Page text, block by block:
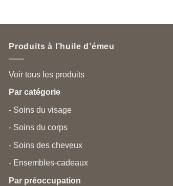
Produits à l’huile d’émeu
Voir tous les produits
Par catégorie
- Soins du visage
- Soins du corps
- Soins des cheveux
- Ensembles-cadeaux
Par préoccupation